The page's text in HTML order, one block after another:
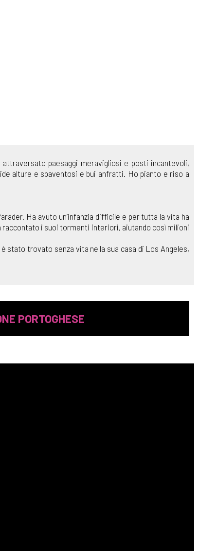
paesaggi meravigliosi e posti incantevoli,
alture e spaventosi e bui anfratti. Ho pianto e riso a
Ha avuto un’infanzia difficile e per tutta la vita ha
raccontato i suoi tormenti interiori, aiutando così milioni
stato trovato senza vita nella sua casa di Los Angeles,
PORTOGHESE